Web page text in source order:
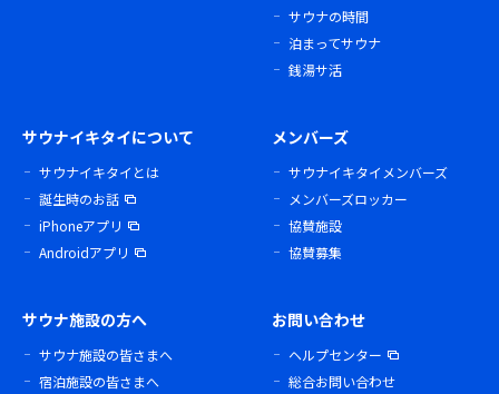
サウナの時間
泊まってサウナ
銭湯サ活
サウナイキタイについて
サウナイキタイとは
誕生時のお話
iPhoneアプリ
Androidアプリ
メンバーズ
サウナイキタイメンバーズ
メンバーズロッカー
協賛施設
協賛募集
サウナ施設の方へ
サウナ施設の皆さまへ
宿泊施設の皆さまへ
お問い合わせ
ヘルプセンター
総合お問い合わせ